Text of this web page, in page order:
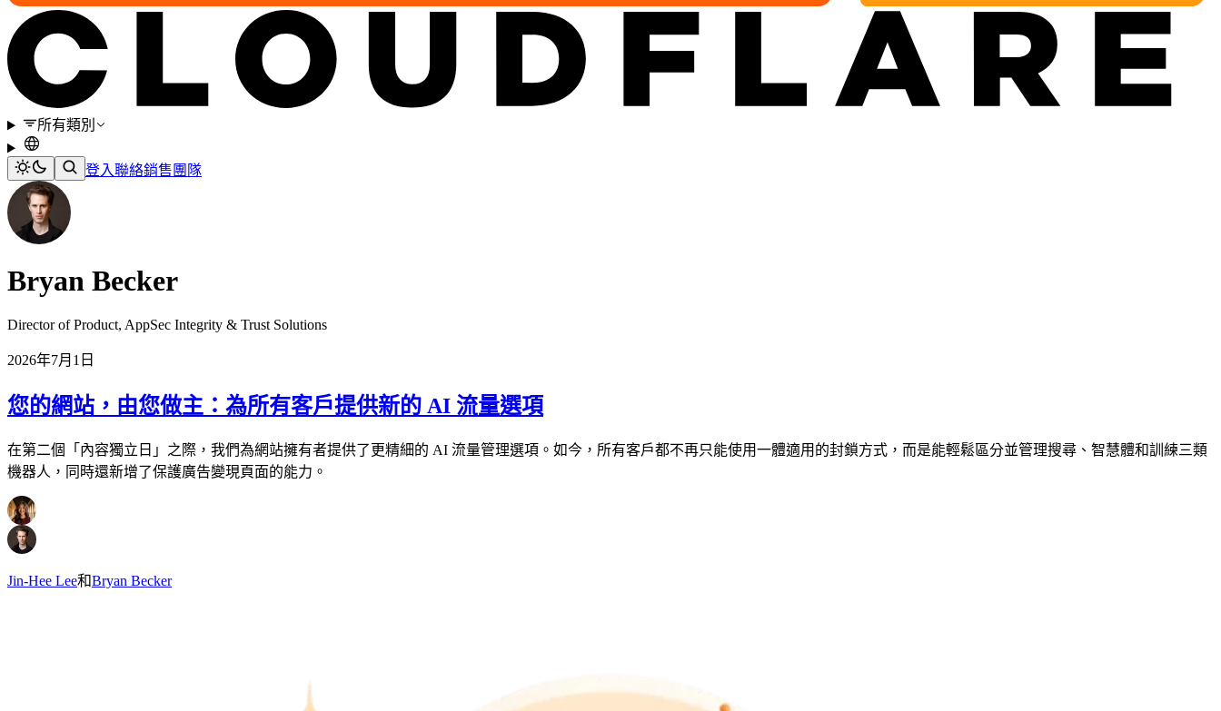
所有類別
登入聯絡銷售團隊
Bryan Becker
Director of Product, AppSec Integrity & Trust Solutions
2026年7月1日
您的網站，由您做主：為所有客戶提供新的 AI 流量選項
在第二個「內容獨立日」之際，我們為網站擁有者提供了更精細的 AI 流量管理選項。如今，所有客戶都不再只能使用一體適用的封鎖方式，而是能輕鬆區分並管理搜尋、智慧體和訓練三類
機器人，同時還新增了保護廣告變現頁面的能力。
Jin-Hee Lee和Bryan Becker